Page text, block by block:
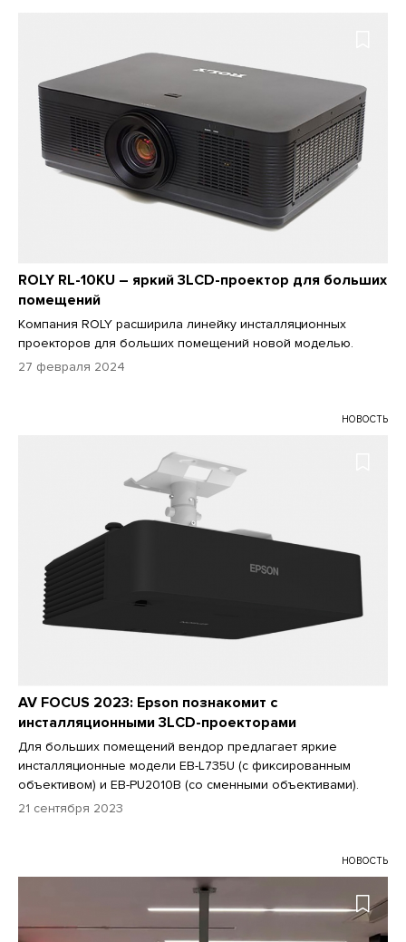
ROLY RL-10KU – яркий 3LCD-проектор для больших
помещений
Компания ROLY расширила линейку инсталляционных
проекторов для больших помещений новой моделью.
27 февраля 2024
НОВОСТЬ
AV FOCUS 2023: Epson познакомит с
инсталляционными 3LCD-проекторами
Для больших помещений вендор предлагает яркие
инсталляционные модели EB-L735U (с фиксированным
объективом) и EB-PU2010B (со сменными объективами).
21 сентября 2023
НОВОСТЬ